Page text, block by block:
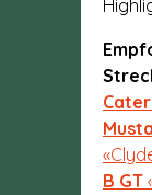
B GT